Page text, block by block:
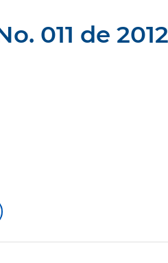
011 de